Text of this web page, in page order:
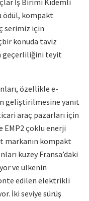
İş Birimi Kıdemli
ödül, kompakt
serimiz için
konuda taviz
geçerliliğini teyit
özellikle e-
geliştirilmesine yanıt
araç pazarları için
EMP2 çoklu enerji
markanın kompakt
kuzey Fransa’daki
ve ülkenin
edilen elektrikli
İki seviye sürüş